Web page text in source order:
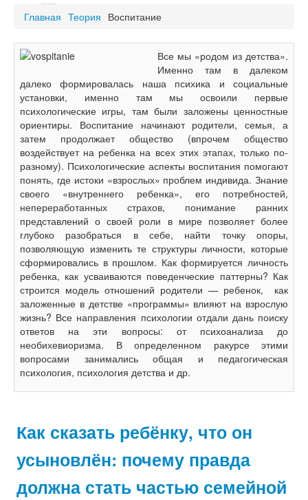
Главная Теория Воспитание
Все мы «родом из детства».
Именно там в далеком
далеко формировалась наша психика и социальные
установки, именно там мы освоили первые
психологические игры, там были заложены ценностные
ориентиры. Воспитание начинают родители, семья, а
затем продолжает общество (впрочем общество
воздействует на ребенка на всех этих этапах, только по-
разному). Психологические аспекты воспитания помогают
понять, где истоки «взрослых» проблем индивида. Знание
своего «внутреннего ребенка», его потребностей,
непереработанных страхов, понимание ранних
представлений о своей роли в мире позволяет более
глубоко разобраться в себе, найти точку опоры,
позволяющую изменить те структуры личности, которые
сформировались в прошлом. Как формируется личность
ребенка, как усваиваются поведенческие паттерны? Как
строится модель отношений родители — ребенок, как
заложенные в детстве «программы» влияют на взрослую
жизнь? Все направления психологии отдали дань поиску
ответов на эти вопросы: от психоанализа до
необихевиоризма. В определенном ракурсе этими
вопросами занимались общая и педагогическая
психология, психология детства и др.
Как сказать ребёнку, что он
усыновлён: почему правда
должна стать частью семейной